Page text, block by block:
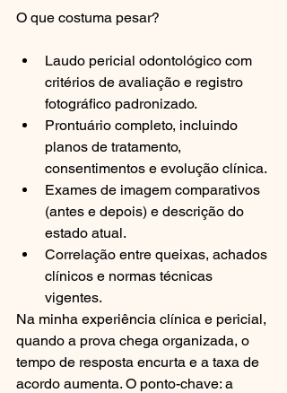
O que costuma pesar?
Laudo pericial odontológico com
critérios de avaliação e registro
fotográfico padronizado.
Prontuário completo, incluindo
planos de tratamento,
consentimentos e evolução clínica.
Exames de imagem comparativos
(antes e depois) e descrição do
estado atual.
Correlação entre queixas, achados
clínicos e normas técnicas
vigentes.
Na minha experiência clínica e pericial,
quando a prova chega organizada, o
tempo de resposta encurta e a taxa de
acordo aumenta. O ponto-chave: a